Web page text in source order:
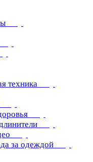
техника
за одеждой